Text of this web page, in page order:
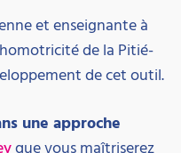
et enseignante à
de la Pitié-
de cet outil.
une approche
que vous maîtriserez